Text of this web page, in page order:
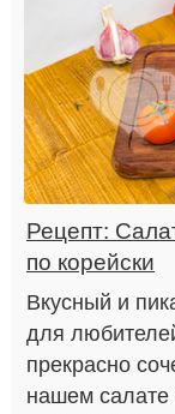
Рецепт:
по корейски
Вкусный и
для
прекрасно
нашем